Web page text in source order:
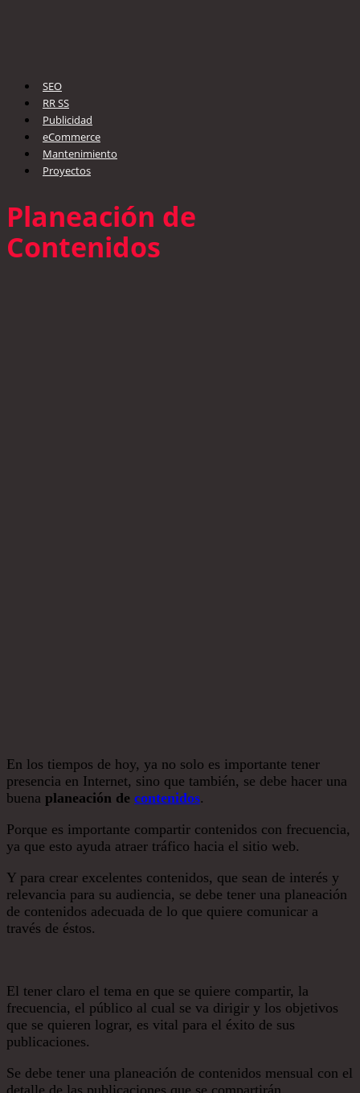
SEO
RR SS
Publicidad
eCommerce
Mantenimiento
Proyectos
Planeación de
Contenidos
En los tiempos de hoy, ya no solo es importante tener
presencia en Internet, sino que también, se debe hacer una
buena planeación de contenidos.
Porque es importante compartir contenidos con frecuencia,
ya que esto ayuda atraer tráfico hacia el sitio web.
Y para crear excelentes contenidos, que sean de interés y
relevancia para su audiencia, se debe tener una planeación
de contenidos adecuada de lo que quiere comunicar a
través de éstos.
El tener claro el tema en que se quiere compartir, la
frecuencia, el público al cual se va dirigir y los objetivos
que se quieren lograr, es vital para el éxito de sus
publicaciones.
Se debe tener una planeación de contenidos mensual con el